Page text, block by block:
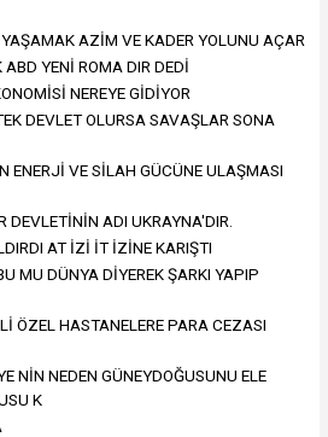
AZİM VE KADER YOLUNU AÇAR
ABD YENİ ROMA DIR DEDİ
NEREYE GİDİYOR
DEVLET OLURSA SAVAŞLAR SONA
ENERJİ VE SİLAH GÜCÜNE ULAŞMASI
DEVLETİNİN ADI UKRAYNA'DIR.
AT İZİ İT İZİNE KARIŞTI
MU DÜNYA DİYEREK ŞARKI YAPIP
ÖZEL HASTANELERE PARA CEZASI
NİN NEDEN GÜNEYDOĞUSUNU ELE
K